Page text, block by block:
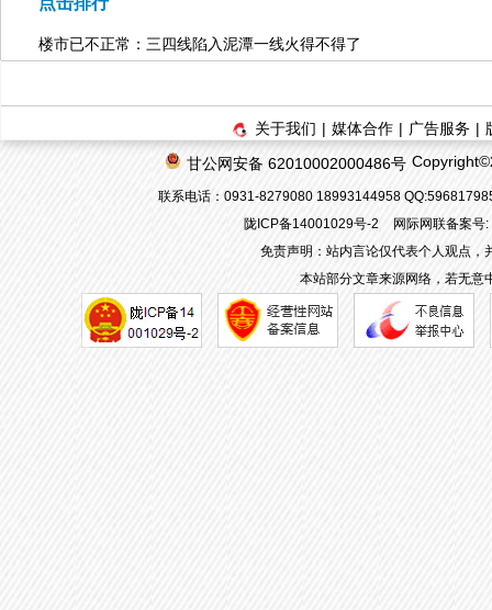
楼市已不正常：三四线陷入泥潭一线火得不得了
关于我们 | 媒体合作 | 广告服务 |
甘公网安备 62010002000486号
联系电话：0931-8279080 18993144958
陇ICP备14001029号-2
网际网联备案
免责声明：站内言论仅代表个人观点，
本站部分文章来源网络，若无意